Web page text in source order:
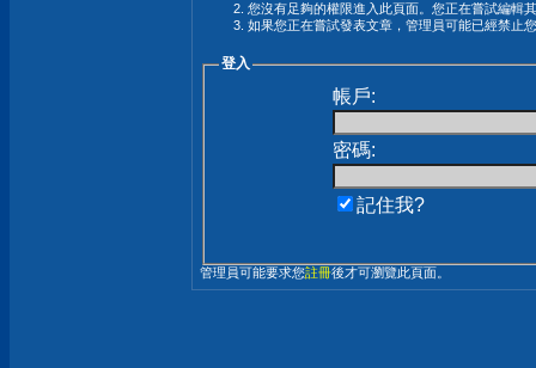
您沒有足夠的權限進入此頁面。您正在嘗試編輯
如果您正在嘗試發表文章，管理員可能已經禁止
登入
帳戶:
密碼:
記住我?
管理員可能要求您註冊後才可瀏覽此頁面。